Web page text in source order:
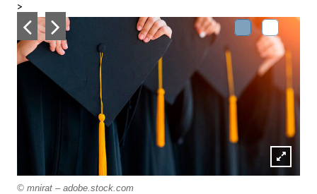
>
Lightbox
© mnirat – adobe.stock.com